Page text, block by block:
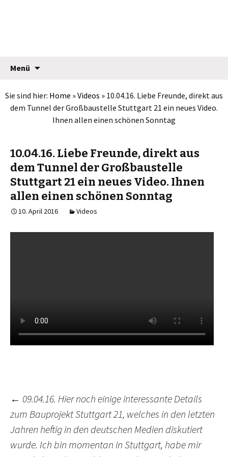
Menü
Sie sind hier: Home »Videos » 10.04.16. Liebe Freunde, direkt aus
dem Tunnel der Großbaustelle Stuttgart 21 ein neues Video.
Ihnen allen einen schönen Sonntag
10.04.16. Liebe Freunde, direkt aus
dem Tunnel der Großbaustelle
Stuttgart 21 ein neues Video. Ihnen
allen einen schönen Sonntag
10. April 2016 Videos
Beitrags-
Navigation
← 09.04.16. Hier noch einige interessante Details
zum Bauprojekt Stuttgart 21, welches in den letzten
Jahren heftig in den deutschen Medien diskutiert
wurde. Ich bin momentan in Stuttgart, habe mir